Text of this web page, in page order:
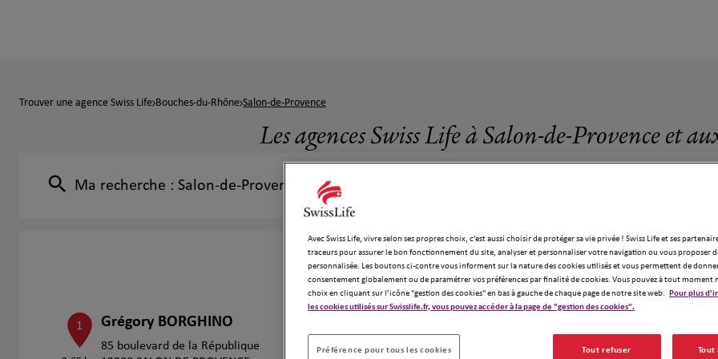
Trouver une agence Swiss Life Bouches-du-Rhône Salon-de-Provence
Les agences Swiss Life à Salon-de-Provence et
Ma recherche : Salon-de-Provence
12 agences Swiss Life à Salon-de-
1 Grégory BORGHINO
85 boulevard de la République
Avec Swiss Life, vivre selon ses propres choix, c’est aussi choisir de protéger sa vie privée ! Swiss Life et ses
traceurs pour assurer le bon fonctionnement du site, analyser et personnaliser votre navigation ou vous proposer
personnalisée. Les boutons ci-contre vous informent sur la nature des cookies utilisés et vous permettent de
consentement globalement ou de paramétrer vos préférences par finalité de cookies. Vous pouvez à tout moment
choix en cliquant sur l’icône "gestion des cookies" en bas à gauche de chaque page de notre site web. Pour plus
les cookies utilisés sur Swisslife.fr, vous pouvez accéder à la page de "gestion des cookies".
Préférence pour tous les cookies Tout refuser